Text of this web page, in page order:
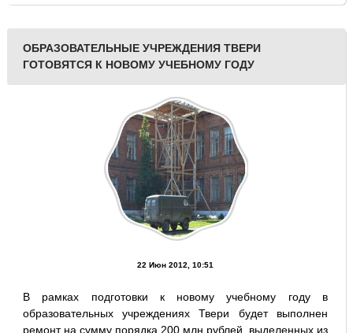
ОБРАЗОВАТЕЛЬНЫЕ УЧРЕЖДЕНИЯ ТВЕРИ
ГОТОВЯТСЯ К НОВОМУ УЧЕБНОМУ ГОДУ
22 Июн 2012, 10:51
В рамках подготовки к новому учебному году в
образовательных учреждениях Твери будет выполнен
ремонт на сумму порядка 200 млн рублей, выделенных из